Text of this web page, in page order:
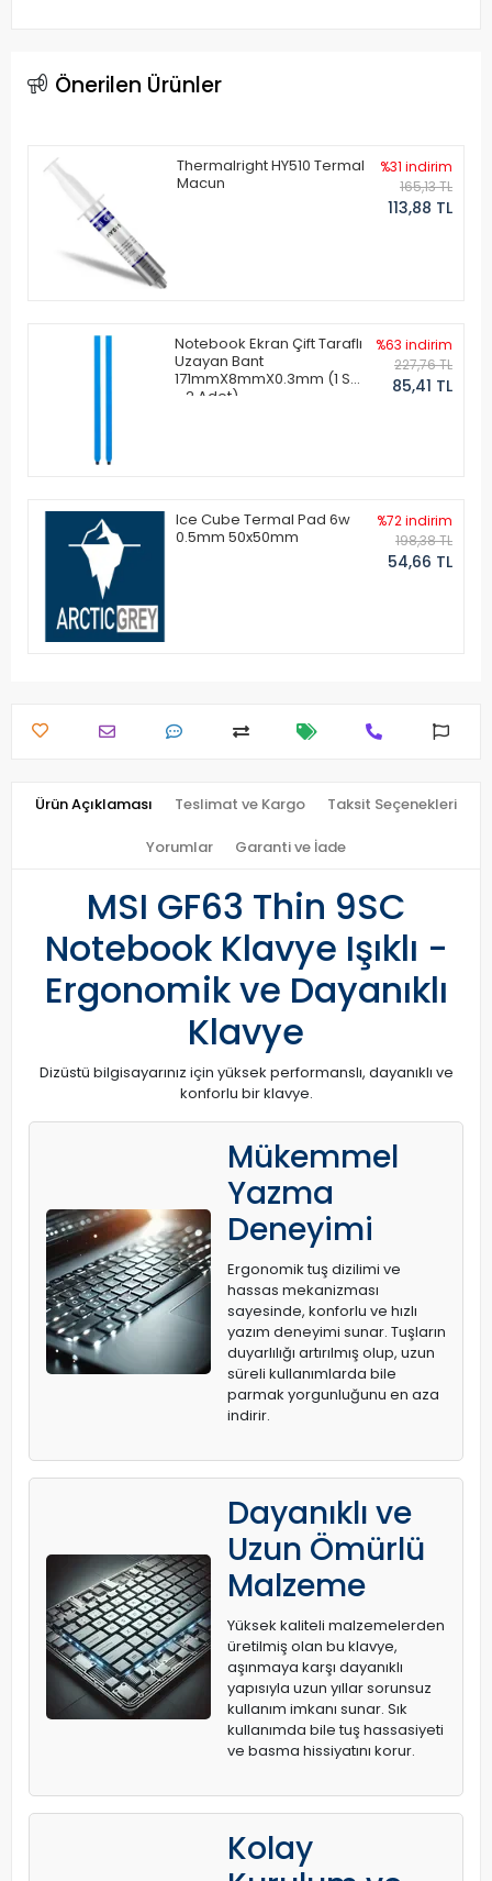
Önerilen Ürünler
Thermalright HY510 Termal
Macun
%31 indirim
165,13 TL
113,88 TL
Notebook Ekran Çift Taraflı
Uzayan Bant
171mmX8mmX0.3mm (1 Set
- 2 Adet)
%63 indirim
227,76 TL
85,41 TL
Ice Cube Termal Pad 6w
0.5mm 50x50mm
%72 indirim
198,38 TL
54,66 TL
Ürün Açıklaması Teslimat ve Kargo Taksit Seçenekleri
Yorumlar Garanti ve İade
MSI GF63 Thin 9SC
Notebook Klavye Işıklı -
Ergonomik ve Dayanıklı
Klavye
Dizüstü bilgisayarınız için yüksek performanslı, dayanıklı ve
konforlu bir klavye.
Mükemmel
Yazma
Deneyimi
Ergonomik tuş dizilimi ve
hassas mekanizması
sayesinde, konforlu ve hızlı
yazım deneyimi sunar. Tuşların
duyarlılığı artırılmış olup, uzun
süreli kullanımlarda bile
parmak yorgunluğunu en aza
indirir.
Dayanıklı ve
Uzun Ömürlü
Malzeme
Yüksek kaliteli malzemelerden
üretilmiş olan bu klavye,
aşınmaya karşı dayanıklı
yapısıyla uzun yıllar sorunsuz
kullanım imkanı sunar. Sık
kullanımda bile tuş hassasiyeti
ve basma hissiyatını korur.
Kolay